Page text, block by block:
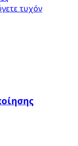
τυχόν